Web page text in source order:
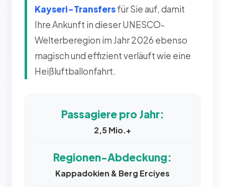
Kayseri-Transfersfür Sie auf, damit
Ihre Ankunft in dieser UNESCO-
Welterberegion im Jahr 2026 ebenso
magisch und effizient verläuft wie eine
Heißluftballonfahrt.
Passagiere pro Jahr:
2,5 Mio.+
Regionen-Abdeckung:
Kappadokien & Berg Erciyes